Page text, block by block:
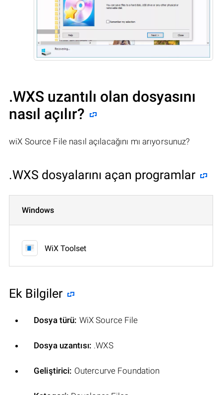
.WXS uzantılı olan dosyasını
nasıl açılır?
wiX Source File nasıl açılacağını mı arıyorsunuz?
.WXS dosyalarını açan programlar
Windows
WiX Toolset
Ek Bilgiler
Dosya türü: WiX Source File
Dosya uzantısı: .WXS
Geliştirici: Outercurve Foundation